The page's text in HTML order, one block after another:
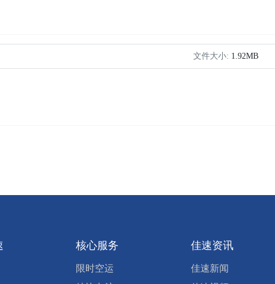
文件大小: 1.92MB
核心服务
限时空运
佳速资讯
佳速新闻